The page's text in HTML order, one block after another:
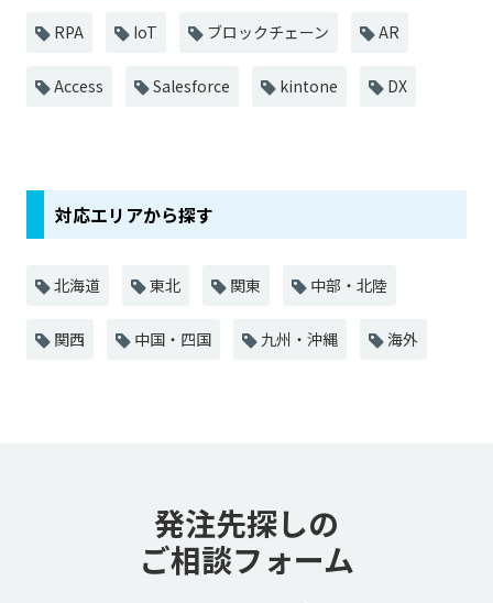
RPA IoT ブロックチェーン AR
Access Salesforce kintone DX
対応エリアから探す
北海道 東北 関東 中部・北陸
関西 中国・四国 九州・沖縄 海外
発注先探しの
ご相談フォーム